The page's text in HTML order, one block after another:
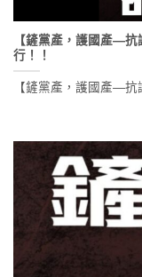
【鏟黨產，護國產—
行！！
【鏟黨產，護國產—抗